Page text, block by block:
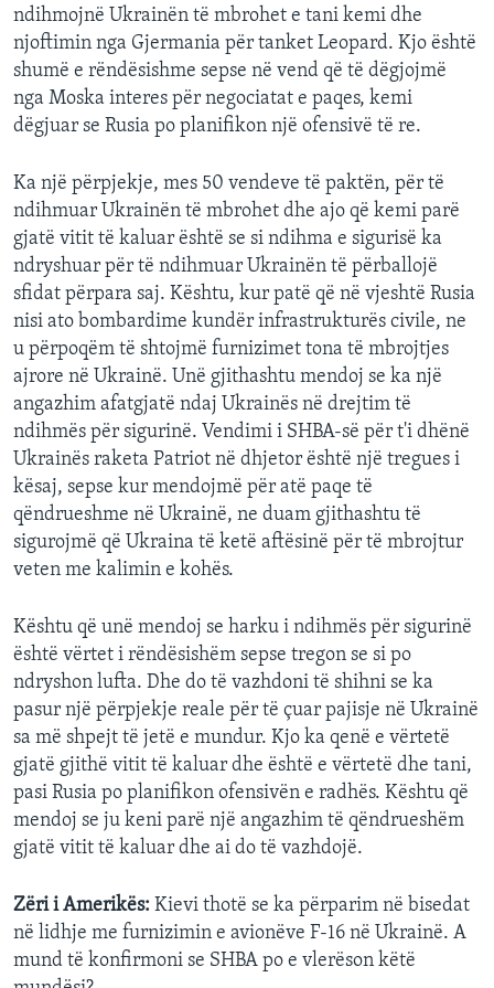
ndihmojnë Ukrainën të mbrohet e tani kemi dhe
njoftimin nga Gjermania për tanket Leopard. Kjo është
shumë e rëndësishme sepse në vend që të dëgjojmë
nga Moska interes për negociatat e paqes, kemi
dëgjuar se Rusia po planifikon një ofensivë të re.
Ka një përpjekje, mes 50 vendeve të paktën, për të
ndihmuar Ukrainën të mbrohet dhe ajo që kemi parë
gjatë vitit të kaluar është se si ndihma e sigurisë ka
ndryshuar për të ndihmuar Ukrainën të përballojë
sfidat përpara saj. Kështu, kur patë që në vjeshtë Rusia
nisi ato bombardime kundër infrastrukturës civile, ne
u përpoqëm të shtojmë furnizimet tona të mbrojtjes
ajrore në Ukrainë. Unë gjithashtu mendoj se ka një
angazhim afatgjatë ndaj Ukrainës në drejtim të
ndihmës për sigurinë. Vendimi i SHBA-së për t'i dhënë
Ukrainës raketa Patriot në dhjetor është një tregues i
kësaj, sepse kur mendojmë për atë paqe të
qëndrueshme në Ukrainë, ne duam gjithashtu të
sigurojmë që Ukraina të ketë aftësinë për të mbrojtur
veten me kalimin e kohës.
Kështu që unë mendoj se harku i ndihmës për sigurinë
është vërtet i rëndësishëm sepse tregon se si po
ndryshon lufta. Dhe do të vazhdoni të shihni se ka
pasur një përpjekje reale për të çuar pajisje në Ukrainë
sa më shpejt të jetë e mundur. Kjo ka qenë e vërtetë
gjatë gjithë vitit të kaluar dhe është e vërtetë dhe tani,
pasi Rusia po planifikon ofensivën e radhës. Kështu që
mendoj se ju keni parë një angazhim të qëndrueshëm
gjatë vitit të kaluar dhe ai do të vazhdojë.
Zëri i Amerikës: Kievi thotë se ka përparim në bisedat
në lidhje me furnizimin e avionëve F-16 në Ukrainë. A
mund të konfirmoni se SHBA po e vlerëson këtë